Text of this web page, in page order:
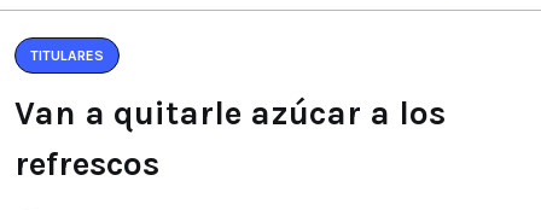
TITULARES
Van a quitarle azúcar a los
refrescos